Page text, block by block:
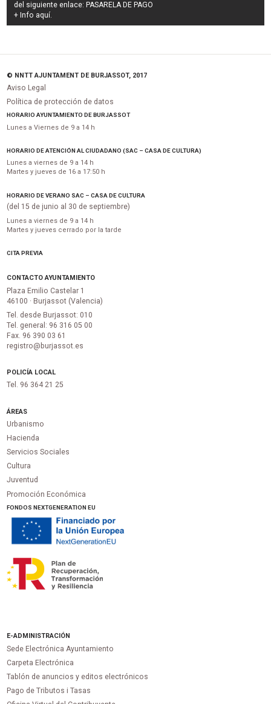
del siguiente enlace: PASARELA DE PAGO
+ Info aquí.
© NNTT AJUNTAMENT DE BURJASSOT, 2017
Aviso Legal
Política de protección de datos
HORARIO AYUNTAMIENTO DE BURJASSOT
Lunes a Viernes de 9 a 14 h
HORARIO DE ATENCIÓN AL CIUDADANO (SAC – CASA DE CULTURA)
Lunes a viernes de 9 a 14 h
Martes y jueves de 16 a 17:50 h
HORARIO DE VERANO SAC – CASA DE CULTURA
(del 15 de junio al 30 de septiembre)
Lunes a viernes de 9 a 14 h
Martes y jueves cerrado por la tarde
CITA PREVIA
CONTACTO AYUNTAMIENTO
Plaza Emilio Castelar 1
46100 · Burjassot (Valencia)
Tel. desde Burjassot: 010
Tel. general: 96 316 05 00
Fax. 96 390 03 61
registro@burjassot.es
POLICÍA LOCAL
Tel. 96 364 21 25
ÁREAS
Urbanismo
Hacienda
Servicios Sociales
Cultura
Juventud
Promoción Económica
FONDOS NEXTGENERATION EU
E-ADMINISTRACIÓN
Sede Electrónica Ayuntamiento
Carpeta Electrónica
Tablón de anuncios y editos electrónicos
Pago de Tributos i Tasas